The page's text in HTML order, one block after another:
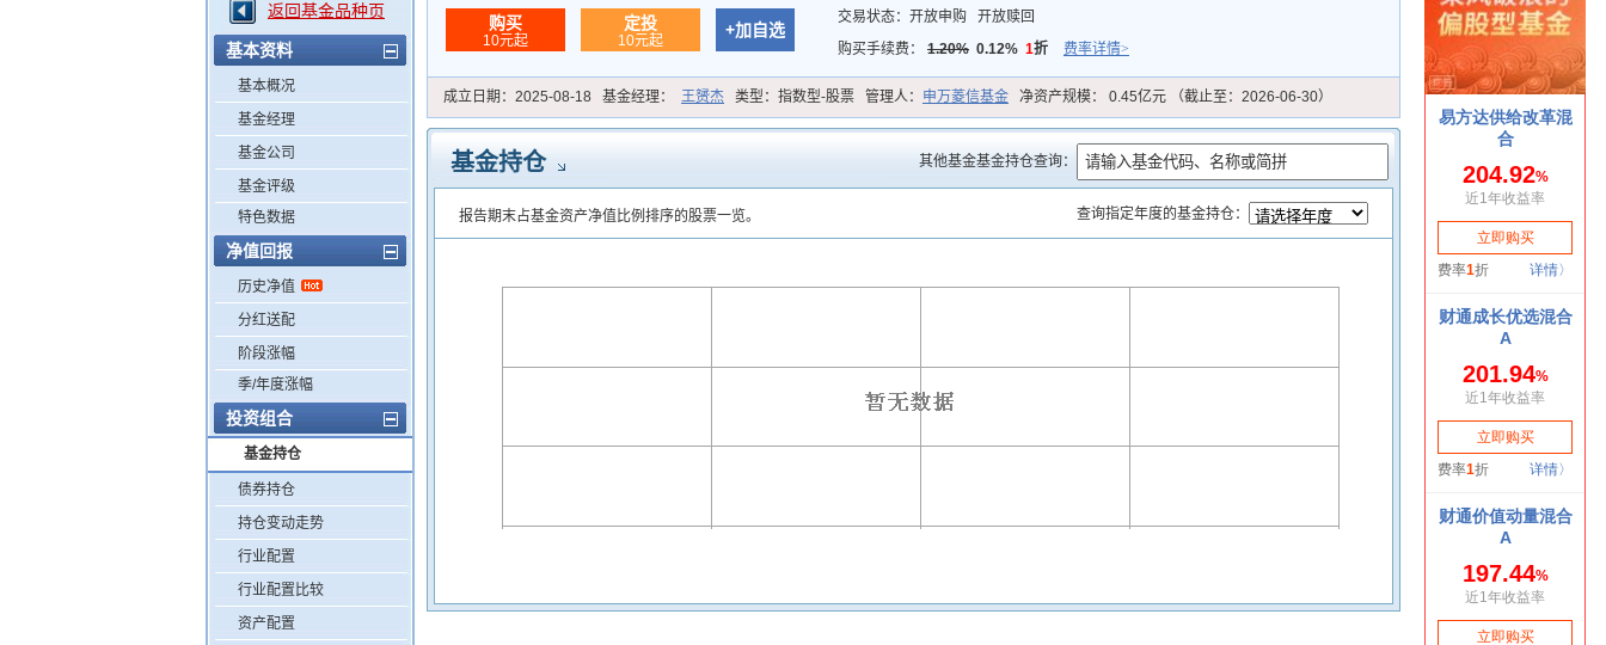
返回基金品种页
基本资料
基本概况
基金经理
基金公司
基金评级
特色数据
净值回报
历史净值
分红送配
阶段涨幅
季/年度涨幅
投资组合
基金持仓
债券持仓
持仓变动走势
行业配置
行业配置比较
资产配置
购买
10元起
定投
10元起
+加自选
交易状态： 开放申购
开放赎回
购买手续费： 1.20% 0.12% 1折 费率详情>
成立日期： 2025-08-18 基金经理： 王赟杰 类型： 指数型-股票 管理人： 申万菱信基金 净资产规模： 0.45亿元 （截止至：2026-06-30）
基金持仓 其他基金基金持仓查询：
报告期末占基金资产净值比例排序的股票一览。 查询指定年度的基金持仓：